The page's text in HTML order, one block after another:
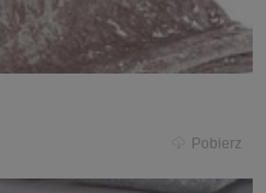
Pobierz